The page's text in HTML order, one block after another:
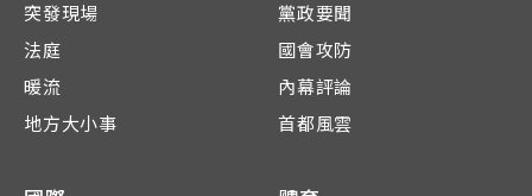
突發現場
法庭
暖流
地方大小事
黨政要聞
國會攻防
內幕評論
首都風雲